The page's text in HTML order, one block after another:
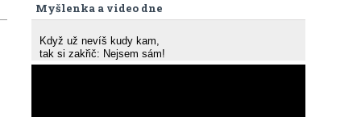
Myšlenka a video dne
Když už nevíš kudy kam,
tak si zakřič: Nejsem sám!